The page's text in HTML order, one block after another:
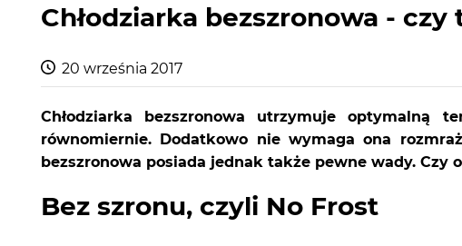
Chłodziarka bezszronowa -
20 września 2017
Chłodziarka bezszronowa utrzymuje optymalną
równomiernie. Dodatkowo nie wymaga ona
bezszronowa posiada jednak także pewne wady. Czy
Bez szronu, czyli No Frost